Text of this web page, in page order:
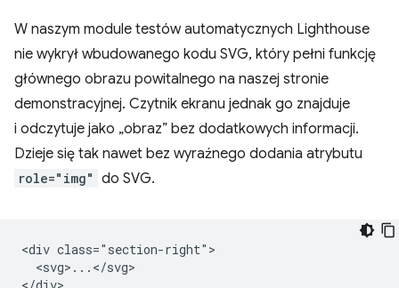
W naszym module testów automatycznych Lighthouse
nie wykrył wbudowanego kodu SVG, który pełni funkcję
głównego obrazu powitalnego na naszej stronie
demonstracyjnej. Czytnik ekranu jednak go znajduje
i odczytuje jako „obraz” bez dodatkowych informacji.
Dzieje się tak nawet bez wyraźnego dodania atrybutu
role="img" do SVG.
<div class="section-right">
  <svg>...</svg>